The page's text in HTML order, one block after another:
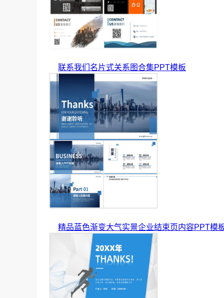
联系我们名片式关系图合集PPT模板
精品蓝色渐变大气实景企业结束页内容PPT模